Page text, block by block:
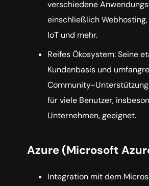
verschiedene
einschließlich Webhosting,
IoT und mehr.
Reifes Ökosystem: Seine
Kundenbasis und
Community-Unterstützung
für viele Benutzer,
Unternehmen, geeignet.
Azure (Microsoft
Integration mit dem